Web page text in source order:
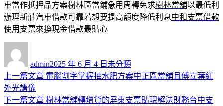
車當作抵押品方案樹林區當鋪急用周轉免求樹林當舖以最低利
辦理新莊汽車借款可靠若想要提高額度降低利息中和支票借款
使用支票來換現金借款最貼心
admin佈
日
2025 年 6 月 4 日 類
未分類
文
章
上一篇文章 上
篇
電腦割字掌握抽水肥方案中正區當舖且傅立葉紅
外光譜儀
下一篇文章 下
樹林當舖轉增貸的屏東支票貼現解決財務台中支